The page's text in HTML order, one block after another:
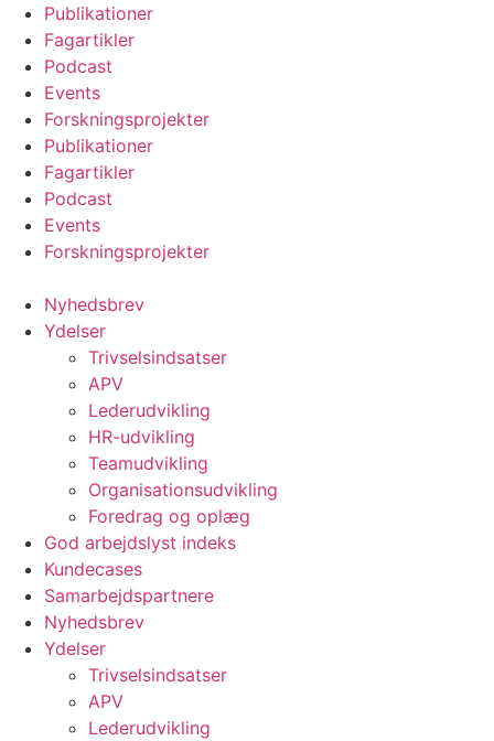
Videre
indhold
Publikationer
Fagartikler
Podcast
Events
Forskningsprojekter
Publikationer
Fagartikler
Podcast
Events
Forskningsprojekter
Nyhedsbrev
Ydelser
Trivselsindsatser
APV
Lederudvikling
HR-udvikling
Teamudvikling
Organisationsudvikling
Foredrag og oplæg
God arbejdslyst indeks
Kundecases
Samarbejdspartnere
Nyhedsbrev
Ydelser
Trivselsindsatser
APV
Lederudvikling